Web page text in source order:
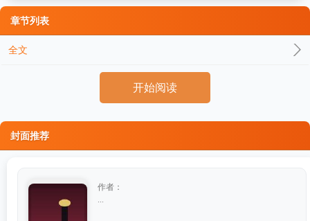
章节列表
全文
开始阅读
封面推荐
作者：